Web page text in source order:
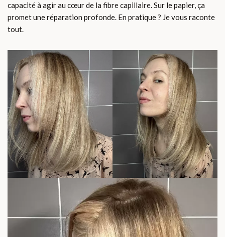
capacité à agir au cœur de la fibre capillaire. Sur le papier, ça
promet une réparation profonde. En pratique ? Je vous raconte
tout.